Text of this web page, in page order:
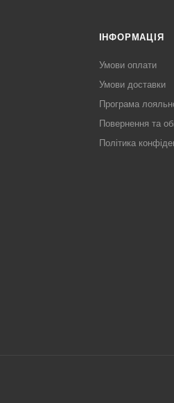
ІНФОРМАЦІЯ
Умови оплати
Умови доставки
Програма
Повернення та
Політика